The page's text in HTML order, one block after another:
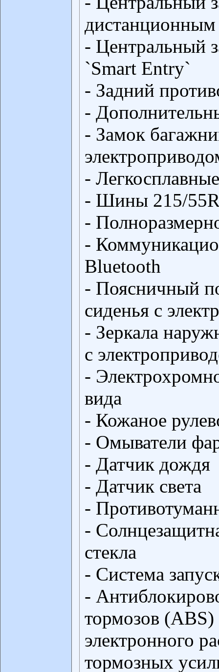
- Центральный
`Smart Entry`
- Задний
-
- Замок
-
- Шины 215/
-
-
Bluetooth
- Поясничный
сиденья с
- Зеркала
с
-
вида
- Кожаное
- Омыватели
- Датчик дождя
- Датчик света
-
-
стекла
- Система
-
тормозов (ABS)
электронного
тормозных